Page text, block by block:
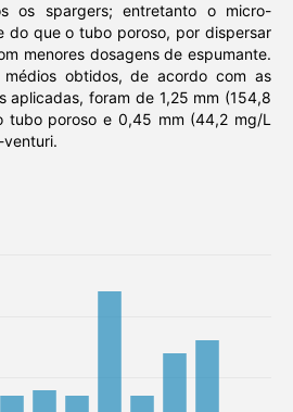
os spargers; entretanto o micro-
do que o tubo poroso, por dispersar
menores dosagens de espumante.
médios obtidos, de acordo com as
aplicadas, foram de 1,25 mm (154,8
tubo poroso e 0,45 mm (44,2 mg/L